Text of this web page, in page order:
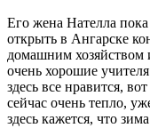
Его жена Нателла
открыть в Ангарске
домашним хозяйством
очень хорошие
здесь все нравится,
сейчас очень тепло,
здесь кажется, что